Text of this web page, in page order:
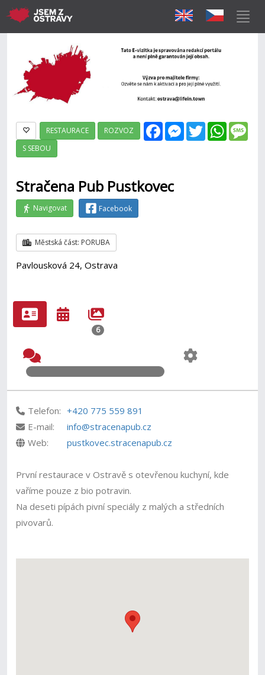
FacebookMessenger
Twitter
RESTAURACE
ROZVOZ
S SEBOU
Stračena Pub Pustkovec
Navigovat Facebook
Městská část: PORUBA
Pavlousková 24, Ostrava
6
Telefon: +420 775 559 891
E-mail:
info@stracenapub.cz
Web:
pustkovec.stracenapub.cz
První restaurace v Ostravě s otevřenou kuchyní, kde
vaříme pouze z bio potravin.
Na deseti pípách pivní speciály z malých a středních
pivovarů.